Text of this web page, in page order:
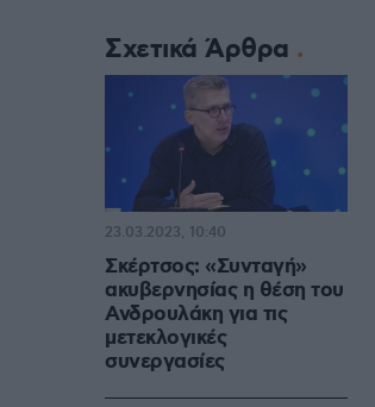
Σχετικά Άρθρα
Σκέρτσος: «Συνταγή»
ακυβερνησίας η θέση του
Ανδρουλάκη για τις
μετεκλογικές
συνεργασίες
23.03.2023, 10:40